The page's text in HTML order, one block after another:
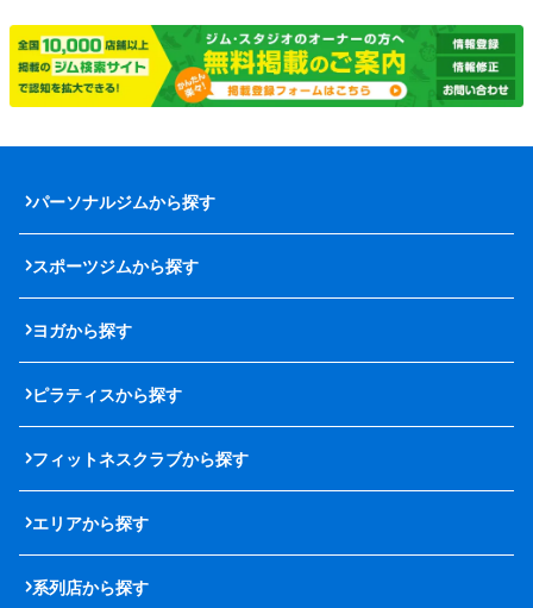
パーソナルジムから探す
スポーツジムから探す
ヨガから探す
ピラティスから探す
フィットネスクラブから探す
エリアから探す
系列店から探す